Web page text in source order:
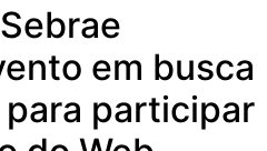
em busca
participar